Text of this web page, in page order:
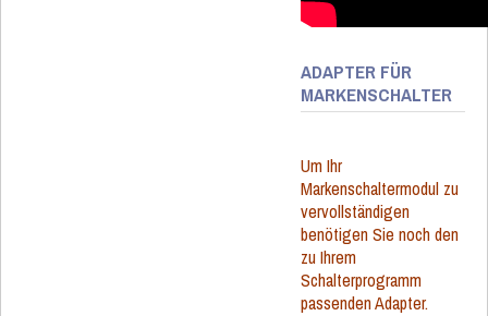
ADAPTER FÜR
MARKENSCHALTER
Um Ihr
Markenschaltermodul zu
vervollständigen
benötigen Sie noch den
zu Ihrem
Schalterprogramm
passenden Adapter.